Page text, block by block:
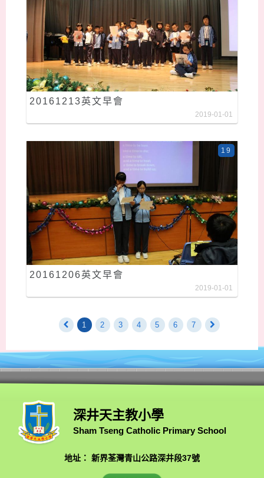
20161213英文早會
2019-01-01
20161206英文早會
19
2019-01-01
1 2 3 4 5 6 7
深井天主教小學
Sham Tseng Catholic Primary School
地址： 新界荃灣青山公路深井段37號